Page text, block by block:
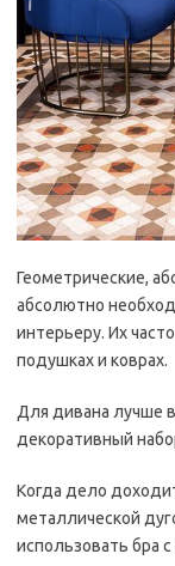
Геометрические,
абсолютно
интерьеру. Их
подушках и коврах.
Для дивана лучше
декоративный
Когда дело
металлической
использовать бра